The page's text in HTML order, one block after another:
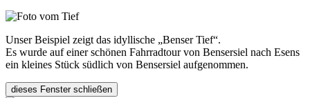
Unser Beispiel zeigt das idyllische „Benser Tief“.
Es wurde auf einer schönen Fahrradtour von Bensersiel nach Esens
ein kleines Stück südlich von Bensersiel aufgenommen.
dieses Fenster schließen